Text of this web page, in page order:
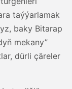
taýýarlamak
baky Bitarap
mekany”
dürli çäreler